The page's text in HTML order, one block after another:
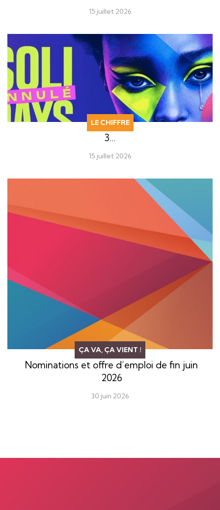
15 juillet 2026
LE CHIFFRE
3…
15 juillet 2026
ÇA VA, ÇA VIENT !
Nominations et offre d’emploi de fin juin
2026
30 juin 2026